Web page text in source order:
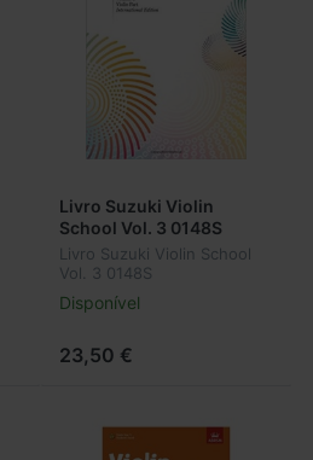
Livro Suzuki Violin
School Vol. 3 0148S
Livro Suzuki Violin School
Vol. 3 0148S
Disponível
23,50 €